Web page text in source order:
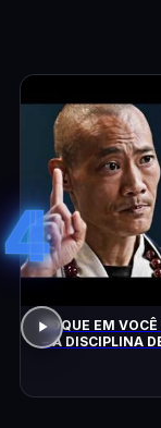
4
FOQUE EM
– A DISCIPLINA